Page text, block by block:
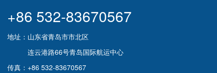
+86 532-83670567
地址：山东省青岛市市北区
连云港路66号青岛国际航运中心
传真：+86 532-83670567